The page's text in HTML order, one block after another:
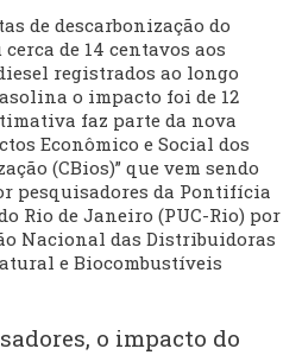
de descarbonização do
de 14 centavos aos
registrados ao longo
o impacto foi de 12
faz parte da nova
Econômico e Social dos
(CBios)” que vem sendo
pesquisadores da Pontifícia
Rio de Janeiro (PUC-Rio) por
Nacional das Distribuidoras
e Biocombustíveis
o impacto do